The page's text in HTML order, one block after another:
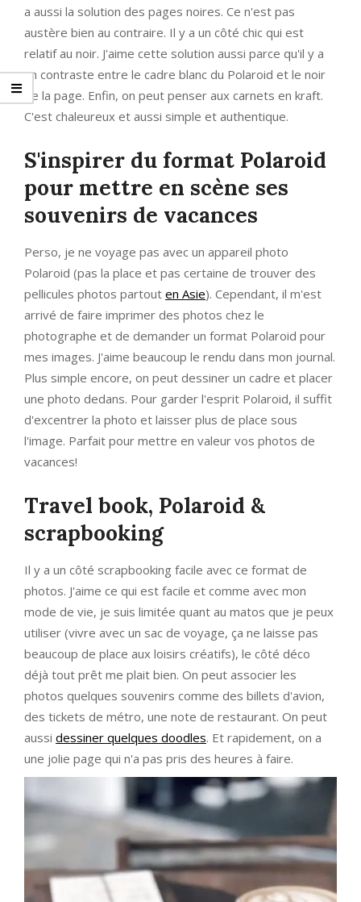
a aussi la solution des pages noires. Ce n'est pas
austère bien au contraire. Il y a un côté chic qui est
relatif au noir. J'aime cette solution aussi parce qu'il y a
un contraste entre le cadre blanc du Polaroid et le noir
de la page. Enfin, on peut penser aux carnets en kraft.
C'est chaleureux et aussi simple et authentique.
S'inspirer du format Polaroid
pour mettre en scène ses
souvenirs de vacances
Perso, je ne voyage pas avec un appareil photo
Polaroid (pas la place et pas certaine de trouver des
pellicules photos partout en Asie). Cependant, il m'est
arrivé de faire imprimer des photos chez le
photographe et de demander un format Polaroid pour
mes images. J'aime beaucoup le rendu dans mon journal.
Plus simple encore, on peut dessiner un cadre et placer
une photo dedans. Pour garder l'esprit Polaroid, il suffit
d'excentrer la photo et laisser plus de place sous
l'image. Parfait pour mettre en valeur vos photos de
vacances!
Travel book, Polaroid &
scrapbooking
Il y a un côté scrapbooking facile avec ce format de
photos. J'aime ce qui est facile et comme avec mon
mode de vie, je suis limitée quant au matos que je peux
utiliser (vivre avec un sac de voyage, ça ne laisse pas
beaucoup de place aux loisirs créatifs), le côté déco
déjà tout prêt me plait bien. On peut associer les
photos quelques souvenirs comme des billets d'avion,
des tickets de métro, une note de restaurant. On peut
aussi dessiner quelques doodles. Et rapidement, on a
une jolie page qui n'a pas pris des heures à faire.